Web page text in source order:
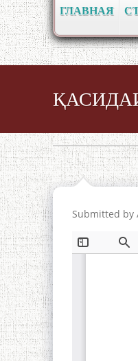
ГЛАВНАЯ
Submitted by